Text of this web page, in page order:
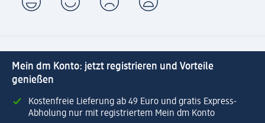
Mein dm Konto: jetzt registrieren und Vorteile
genießen
Kostenfreie Lieferung ab 49 Euro und gratis Express-
Abholung nur mit registriertem Mein dm Konto